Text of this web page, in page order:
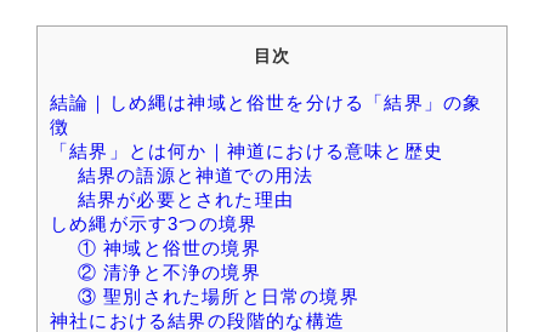
目次
結論｜しめ縄は神域と俗世を分ける「結界」の象
徴
「結界」とは何か｜神道における意味と歴史
結界の語源と神道での用法
結界が必要とされた理由
しめ縄が示す3つの境界
① 神域と俗世の境界
② 清浄と不浄の境界
③ 聖別された場所と日常の境界
神社における結界の段階的な構造